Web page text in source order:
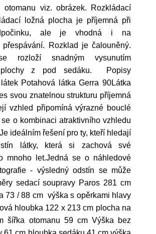
otomanu viz. obrázek. Rozkládací
ložná plocha je příjemná při
ale je vhodná i na
přespávání. Rozklad je čalouněný.
rozloží snadným vysunutím
plochy z pod sedáku. Popisy
Potahová látka Gerra 90Látka
svou znatelnou strukturu příjemná
vzhled připomíná výrazné bouclé
se o kombinaci atraktivního vzhledu
ideálním řešení pro ty, kteří hledají
látky, která si zachová své
mnoho let.Jedná se o náhledové
- výsledný odstín se může
sedací soupravy Paros 281 cm
73 / 88 cm výška s opěrkami hlavy
hloubka 122 x 213 cm plocha na
šířka otomanu 59 cm Výška bez